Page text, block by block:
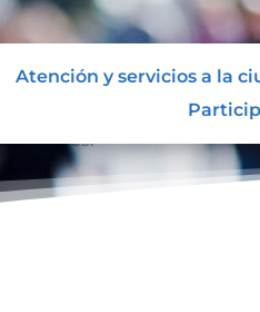
Atención y servicios a la
interés.